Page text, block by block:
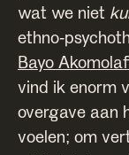
wat we niet
ethno-
Bayo
vind ik enorm
overgave aan
voelen; om